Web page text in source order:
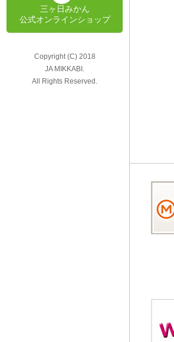
三ヶ日みかん
公式オンラインショップ
Copyright (C) 2018
JA MIKKABI.
All Rights Reserved.